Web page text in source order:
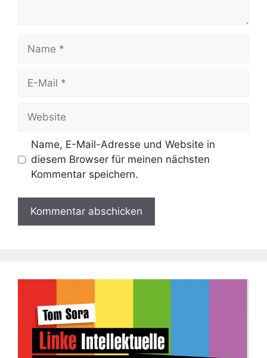
Name
Website
Name, E-Mail-Adresse und Website in
diesem Browser für meinen nächsten
Kommentar speichern.